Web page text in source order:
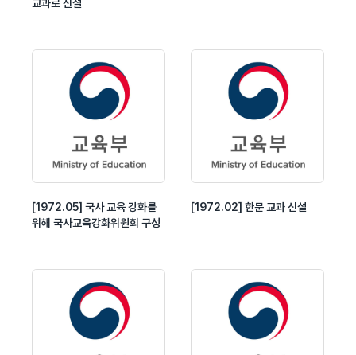
교과로 신설
[1972.05] 국사 교육 강화를
위해 국사교육강화위원회 구성
[1972.02] 한문 교과 신설